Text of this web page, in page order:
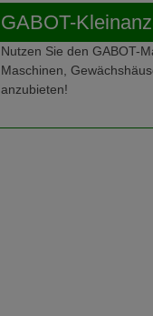
GABOT-
Nutzen Sie den GABOT-
Maschinen,
anzubieten!